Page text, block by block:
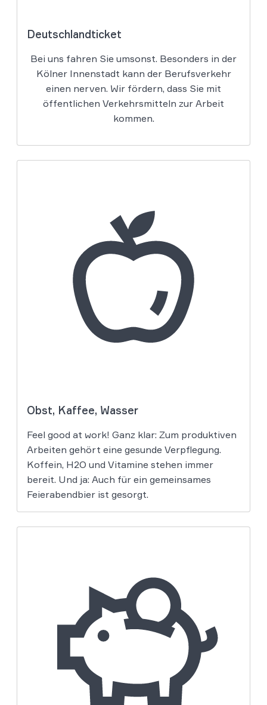
Deutschlandticket
Bei uns fahren Sie umsonst. Besonders in der
Kölner Innenstadt kann der Berufsverkehr
einen nerven. Wir fördern, dass Sie mit
öffentlichen Verkehrsmitteln zur Arbeit
kommen.
Obst, Kaffee, Wasser
Feel good at work! Ganz klar: Zum produktiven
Arbeiten gehört eine gesunde Verpflegung.
Koffein, H2O und Vitamine stehen immer
bereit. Und ja: Auch für ein gemeinsames
Feierabendbier ist gesorgt.